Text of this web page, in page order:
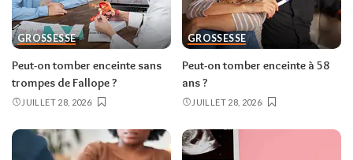
GROSSESSE
Peut-on tomber enceinte sans
trompes de Fallope ?
JUILLET 28, 2026
GROSSESSE
Peut-on tomber enceinte à 58
ans ?
JUILLET 28, 2026